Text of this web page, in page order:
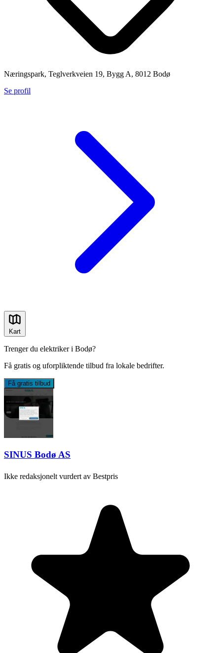
Næringspark, Teglverkveien 19, Bygg A, 8012 Bodø
Se profil
Kart
Trenger du elektriker i Bodø?
Få gratis og uforpliktende tilbud fra lokale bedrifter.
Få gratis tilbud
SINUS Bodø AS
Ikke redaksjonelt vurdert av Bestpris